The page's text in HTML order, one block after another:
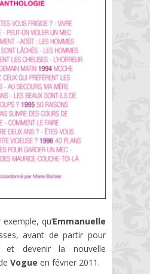
qu’Emmanuelle
avant de partir pour
et devenir la nouvelle
Vogue en février 2011.